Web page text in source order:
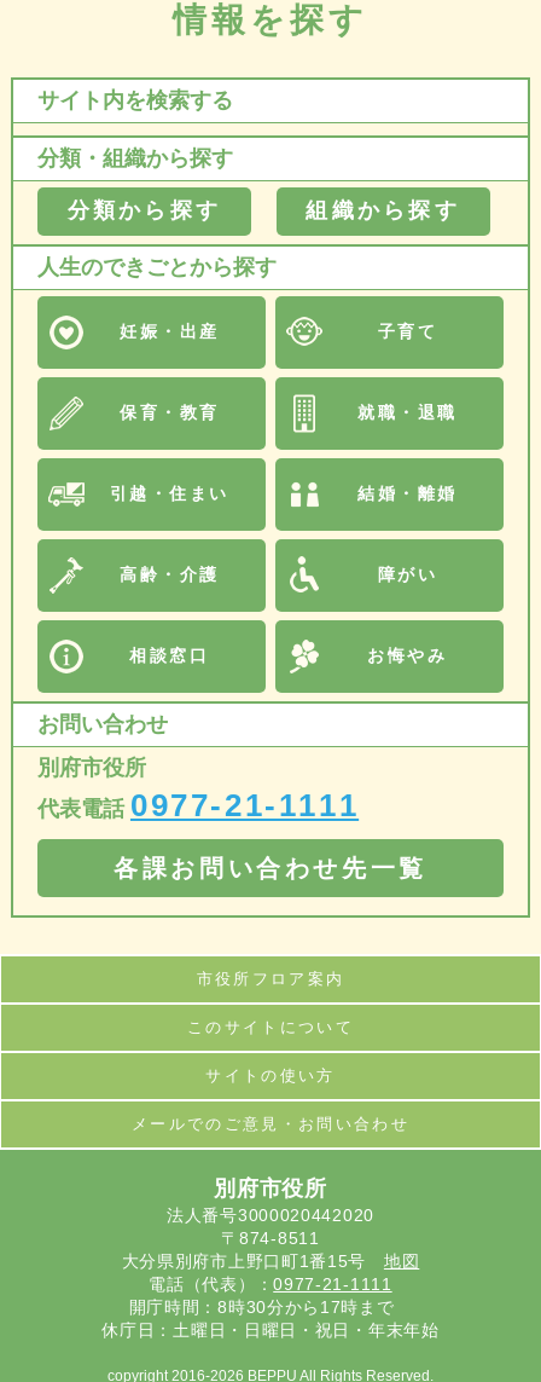
情報を探す
サイト内を検索する
分類・組織から探す
分類から探す 組織から探す
人生のできごとから探す
妊娠・出産 子育て
保育・教育 就職・退職
引越・住まい 結婚・離婚
高齢・介護 障がい
相談窓口 お悔やみ
お問い合わせ
別府市役所
代表電話 0977-21-1111
各課お問い合わせ先一覧
市役所フロア案内
このサイトについて
サイトの使い方
メールでのご意見・お問い合わせ
別府市役所
法人番号3000020442020
〒874-8511
大分県別府市上野口町1番15号 地図
電話（代表）：0977-21-1111
開庁時間：8時30分から17時まで
休庁日：土曜日・日曜日・祝日・年末年始
copyright 2016-2026 BEPPU All Rights Reserved.